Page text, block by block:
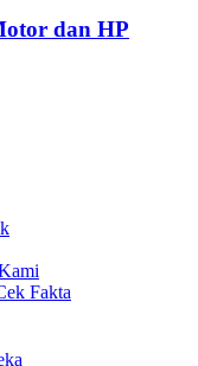
dan HP
Fakta